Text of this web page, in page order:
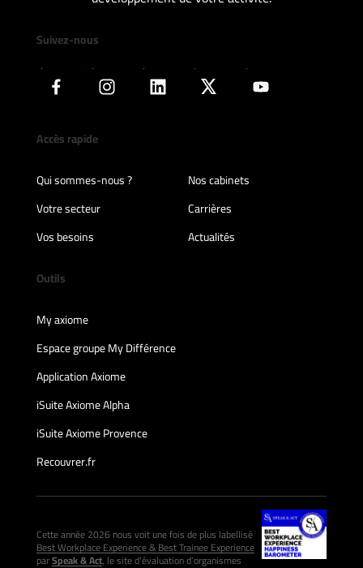
Suivez-nous
Accès rapide
Qui sommes-nous ?
Nos cabinets
Votre secteur
Carrières
Vos besoins
Actualités
Outils
My axiome
Espace groupe My Différence
Application Axiome
iSuite Axiome Alpha
iSuite Axiome Provence
Recouvrer.fr
Cette année 2026 nous voit une fois de plus labellisé
Best Workplace Experience & Best Trainee Experience
parSpeak & Act, le site d’évaluation d’organismes